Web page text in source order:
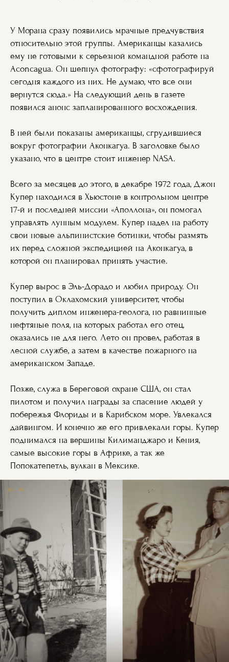
У Морана сразу появились мрачные предчувствия
относительно этой группы. Американцы казались
ему не готовыми к серьезной командной работе на
Aconcagua. Он шепнул фотографу: «сфотографируй
сегодня каждого из них. Не думаю, что все они
вернутся сюда.» На следующий день в газете
появился анонс запланированного восхождения.
В ней были показаны американцы, сгрудившиеся
вокруг фотографии Аконкагуа. В заголовке было
указано, что в центре стоит инженер NASA.
Всего за месяцев до этого, в декабре 1972 года, Джон
Купер находился в Хьюстоне в контрольном центре
17-й и последней миссии «Аполлона», он помогал
управлять лунным модулем. Купер надел на работу
свои новые альпинистские ботинки, чтобы размять
их перед сложной экспедицией на Аконкагуа, в
которой он планировал принять участие.
Купер вырос в Эль-Дорадо и любил природу. Он
поступил в Оклахомский университет, чтобы
получить диплом инженера-геолога, но равнинные
нефтяные поля, на которых работал его отец,
оказались не для него. Лето он провел, работая в
лесной службе, а затем в качестве пожарного на
американском Западе.
Позже, служа в Береговой охране США, он стал
пилотом и получил награды за спасение людей у
побережья Флориды и в Карибском море. Увлекался
дайвингом. И конечно же его привлекали горы. Купер
поднимался на вершины Килиманджаро и Кения,
самые высокие горы в Африке, а так же
Попокатепетль, вулкан в Мексике.